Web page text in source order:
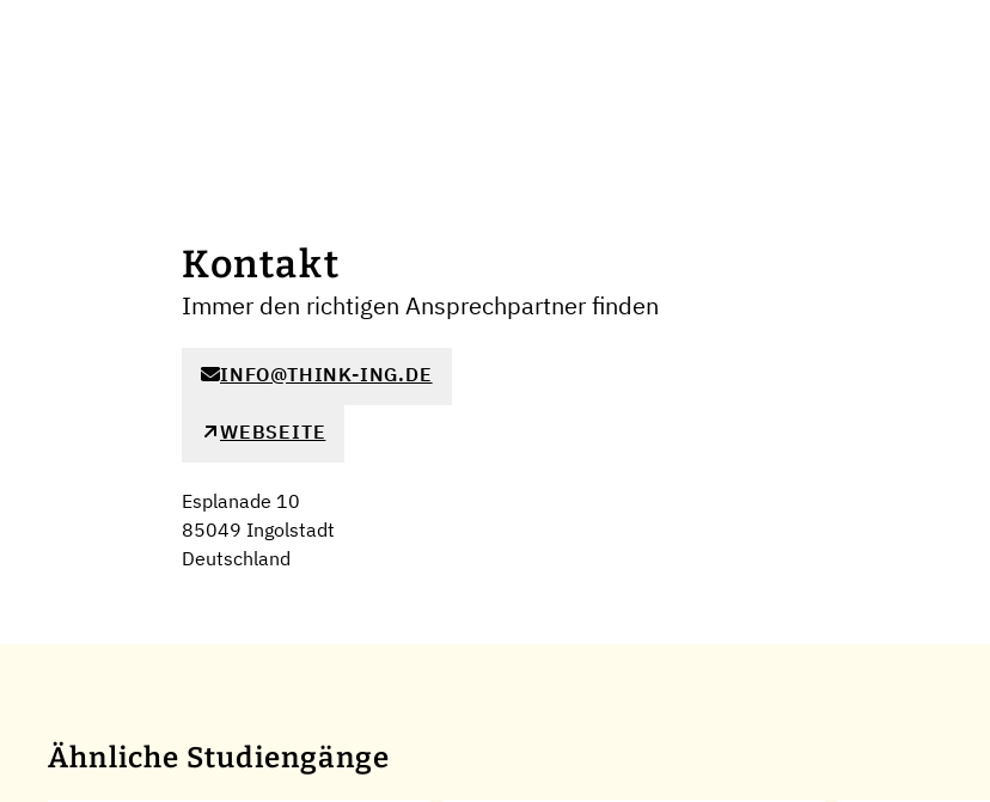
Kontakt
Immer den richtigen Ansprechpartner finden
INFO@THINK-ING.DE
WEBSEITE
Esplanade 10
85049 Ingolstadt
Deutschland
Ähnliche Studiengänge